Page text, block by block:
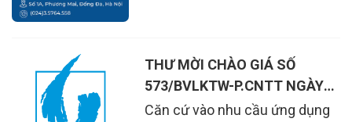
THƯ MỜI CHÀO GIÁ SỐ
573/BVLKTW-P.CNTT NGÀY
28/4/2026
Căn cứ vào nhu cầu ứng dụng